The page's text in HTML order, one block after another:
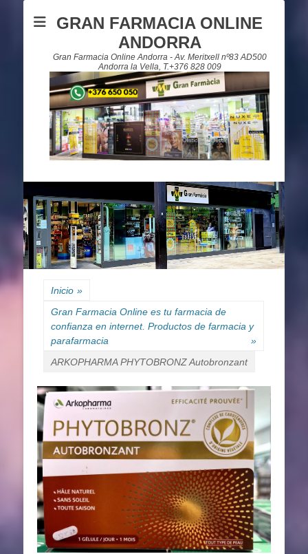
GRAN FARMACIA ONLINE
ANDORRA
Gran Farmacia Online Andorra - Av. Meritxell nº83 AD500
Andorra la Vella, T.+376 828 009
Inicio »
Gran Farmacia Online es tu farmacia de
confianza en internet. Productos de farmacia y
parafarmacia
»
ARKOPHARMA PHYTOBRONZ Autobronzant